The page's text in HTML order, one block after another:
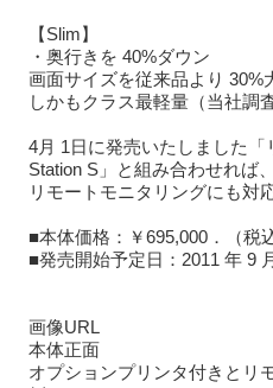
【Slim】
・奥行きを 40%ダウン
画面サイズを従来品より 30%
しかもクラス最軽量（当社調
4月 1日に発売いたしました
Station S」と組み合わせれば
リモートモニタリングにも対
■本体価格：￥695,000．（税
■発売開始予定日：2011 年 9
画像URL
本体正面
オプションプリンタ付きとリ